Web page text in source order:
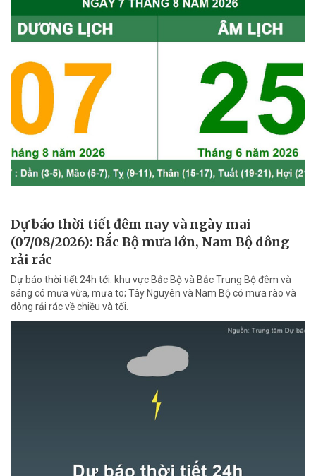
Dự báo thời tiết đêm nay và ngày mai
(07/08/2026): Bắc Bộ mưa lớn, Nam Bộ dông
rải rác
Dự báo thời tiết 24h tới: khu vực Bắc Bộ và Bắc Trung Bộ đêm và
sáng có mưa vừa, mưa to; Tây Nguyên và Nam Bộ có mưa rào và
dông rải rác về chiều và tối.